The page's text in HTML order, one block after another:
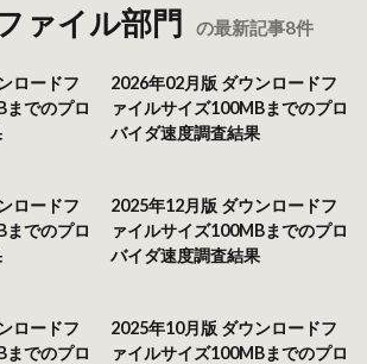
ァイル部門 の最新記事8件
ロードフ
までのプロ
2026年02月版 ダウンロードフ
ァイルサイズ100MBまでのプロ
バイダ速度調査結果
ロードフ
までのプロ
2025年12月版 ダウンロードフ
ァイルサイズ100MBまでのプロ
バイダ速度調査結果
ロードフ
までのプロ
2025年10月版 ダウンロードフ
ァイルサイズ100MBまでのプロ